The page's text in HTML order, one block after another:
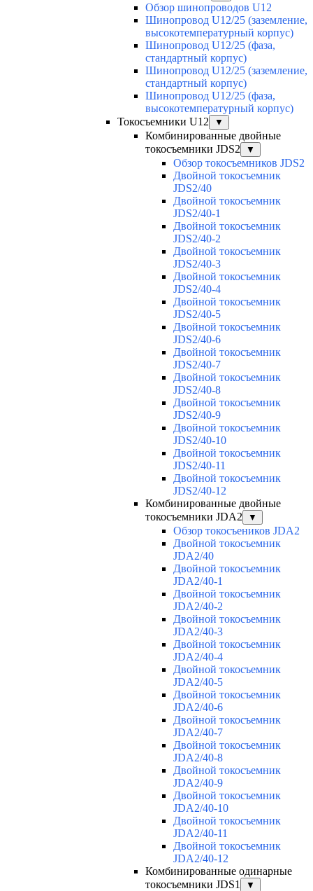
Обзор шинопроводов U12
Шинопровод U12/25 (заземление,
высокотемпературный корпус)
Шинопровод U12/25 (фаза,
стандартный корпус)
Шинопровод U12/25 (заземление,
стандартный корпус)
Шинопровод U12/25 (фаза,
высокотемпературный корпус)
Токосъемники U12
▼
Комбинированные двойные
токосъемники JDS2
▼
Обзор токосъемников JDS2
Двойной токосъемник
JDS2/40
Двойной токосъемник
JDS2/40-1
Двойной токосъемник
JDS2/40-2
Двойной токосъемник
JDS2/40-3
Двойной токосъемник
JDS2/40-4
Двойной токосъемник
JDS2/40-5
Двойной токосъемник
JDS2/40-6
Двойной токосъемник
JDS2/40-7
Двойной токосъемник
JDS2/40-8
Двойной токосъемник
JDS2/40-9
Двойной токосъемник
JDS2/40-10
Двойной токосъемник
JDS2/40-11
Двойной токосъемник
JDS2/40-12
Комбинированные двойные
токосъемники JDA2
▼
Обзор токосъеников JDA2
Двойной токосъемник
JDA2/40
Двойной токосъемник
JDA2/40-1
Двойной токосъемник
JDA2/40-2
Двойной токосъемник
JDA2/40-3
Двойной токосъемник
JDA2/40-4
Двойной токосъемник
JDA2/40-5
Двойной токосъемник
JDA2/40-6
Двойной токосъемник
JDA2/40-7
Двойной токосъемник
JDA2/40-8
Двойной токосъемник
JDA2/40-9
Двойной токосъемник
JDA2/40-10
Двойной токосъемник
JDA2/40-11
Двойной токосъемник
JDA2/40-12
Комбинированные одинарные
токосъемники JDS1
▼